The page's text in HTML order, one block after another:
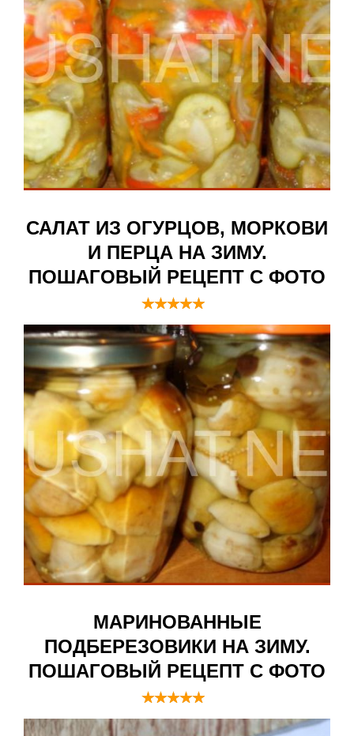
САЛАТ ИЗ ОГУРЦОВ, МОРКОВИ
И ПЕРЦА НА ЗИМУ.
ПОШАГОВЫЙ РЕЦЕПТ С ФОТО
МАРИНОВАННЫЕ
ПОДБЕРЕЗОВИКИ НА ЗИМУ.
ПОШАГОВЫЙ РЕЦЕПТ С ФОТО